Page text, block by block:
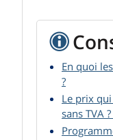
En quoi
?
Le prix
sans TVA